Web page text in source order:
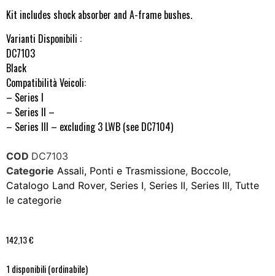
Kit includes shock absorber and A-frame bushes.
Varianti Disponibili :
DC7103
Black
Compatibilità Veicoli:
– Series I
– Series II –
– Series III – excluding 3 LWB (see DC7104)
COD DC7103
Categorie Assali, Ponti e Trasmissione, Boccole,
Catalogo Land Rover, Series I, Series II, Series III, Tutte
le categorie
142,13€
1 disponibili (ordinabile)